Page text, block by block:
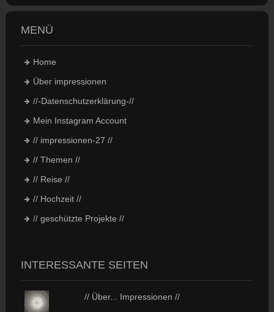
MENÜ
Home
Über impressionen
//-Datenschutzerklärung-//
Mein Instagram Account
// impressionen-27 //
// Themen //
// Reise //
// Hochzeit //
// geschützte Projekte //
INTERESSANTE SEITEN
// Über... Impressionen //